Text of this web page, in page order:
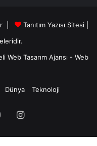
|
Tanıtım Yazısı Sitesi |
Web Tasarım Ajansı - Web
Dünya Teknoloji
YouTubeInstagram